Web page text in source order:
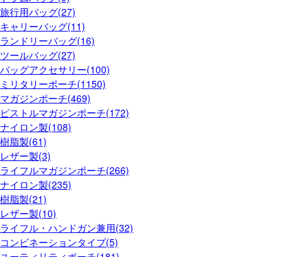
旅行用バッグ(27)
キャリーバッグ(11)
ランドリーバッグ(16)
ツールバッグ(27)
バッグアクセサリー(100)
ミリタリーポーチ(1150)
マガジンポーチ(469)
ピストルマガジンポーチ(172)
ナイロン製(108)
樹脂製(61)
レザー製(3)
ライフルマガジンポーチ(266)
ナイロン製(235)
樹脂製(21)
レザー製(10)
ライフル・ハンドガン兼用(32)
コンビネーションタイプ(5)